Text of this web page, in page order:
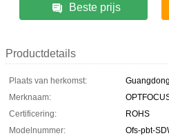
Beste prijs
Productdetails
Plaats van herkomst:
Merknaam:
Certificering:
ROHS
Modelnummer:
Ofs-pbt-